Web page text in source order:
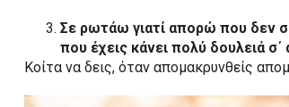
Σε ρωτάω γιατί απορώ που δεν
που έχεις κάνει πολύ δουλειά
Κοίτα να δεις, όταν απομακρυνθείς